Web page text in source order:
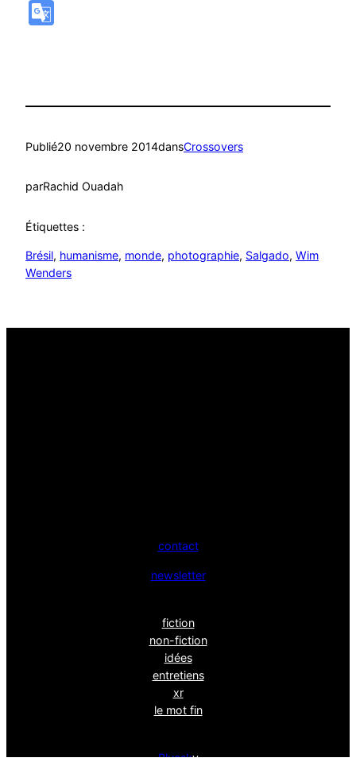
Publié20 novembre 2014dansCrossovers
parRachid Ouadah
Étiquettes :
Brésil, humanisme, monde, photographie, Salgado, Wim
Wenders
contact
newsletter
fiction
non-fiction
idées
entretiens
xr
le mot fin
Bluesky